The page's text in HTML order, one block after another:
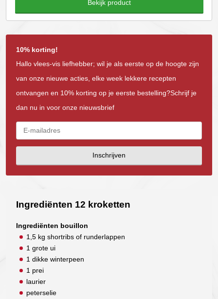
Bekijk product
10% korting!
Hallo vlees-vis liefhebber; wil je als eerste op de hoogte zijn
van onze nieuwe acties, elke week lekkere recepten
ontvangen en 10% korting op je eerste bestelling?Schrijf je
dan nu in voor onze nieuwsbrief
Inschrijven
Ingrediënten 12 kroketten
Ingrediënten bouillon
1,5 kg shortribs of runderlappen
1 grote ui
1 dikke winterpeen
1 prei
laurier
peterselie